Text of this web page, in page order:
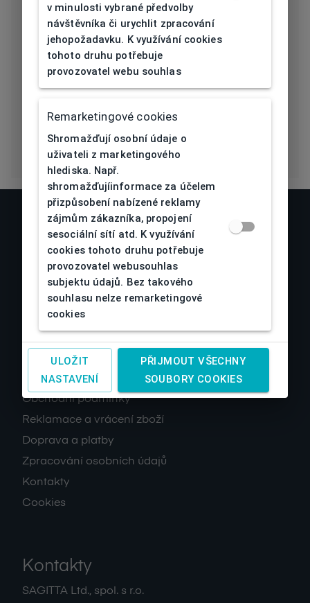
Délka stranice
[mm]
Typ nosníku
Prohnutí očnice
O nás
Obchodní podmínky
Reklamace a vrácení zboží
Doprava a platby
Zpracování osobních údajů
Kontakty
Cookies
Kontakty
SAGITTA Ltd., spol. s r.o.
v minulosti vybrané předvolby
návštěvníka či urychlit zpracování
jehopožadavku. K využívání cookies
tohoto druhu potřebuje
provozovatel webu souhlas
Remarketingové cookies
Shromažďují osobní údaje o
uživateli z marketingového
hlediska. Např.
shromažďujíinformace za účelem
přizpůsobení nabízené reklamy
zájmům zákazníka, propojení
sesociální sítí atd. K využívání
cookies tohoto druhu potřebuje
provozovatel webusouhlas
subjektu údajů. Bez takového
souhlasu nelze remarketingové
cookies
ULOŽIT
NASTAVENÍ
PŘIJMOUT VŠECHNY
SOUBORY COOKIES